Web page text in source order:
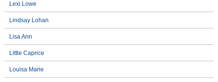
Lexi Lowe
Lindsay Lohan
Lisa Ann
Little Caprice
Louisa Marie